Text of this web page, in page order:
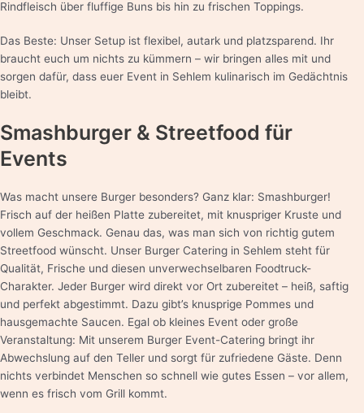
Rindfleisch über fluffige Buns bis hin zu frischen Toppings.
Das Beste: Unser Setup ist flexibel, autark und platzsparend. Ihr
braucht euch um nichts zu kümmern – wir bringen alles mit und
sorgen dafür, dass euer Event in Sehlem kulinarisch im Gedächtnis
bleibt.
Smashburger & Streetfood für
Events
Was macht unsere Burger besonders? Ganz klar: Smashburger!
Frisch auf der heißen Platte zubereitet, mit knuspriger Kruste und
vollem Geschmack. Genau das, was man sich von richtig gutem
Streetfood wünscht. Unser Burger Catering in Sehlem steht für
Qualität, Frische und diesen unverwechselbaren Foodtruck-
Charakter. Jeder Burger wird direkt vor Ort zubereitet – heiß, saftig
und perfekt abgestimmt. Dazu gibt’s knusprige Pommes und
hausgemachte Saucen. Egal ob kleines Event oder große
Veranstaltung: Mit unserem Burger Event-Catering bringt ihr
Abwechslung auf den Teller und sorgt für zufriedene Gäste. Denn
nichts verbindet Menschen so schnell wie gutes Essen – vor allem,
wenn es frisch vom Grill kommt.